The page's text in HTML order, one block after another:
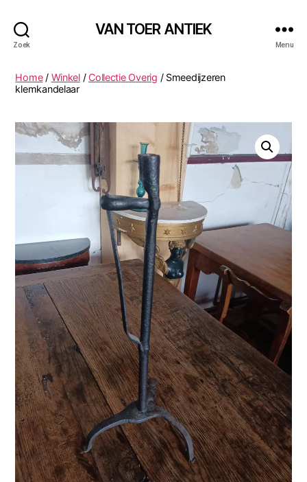
Zoek
VAN TOER ANTIEK
Menu
Home/ Winkel/ Collectie Overig / Smeedijzeren
klemkandelaar